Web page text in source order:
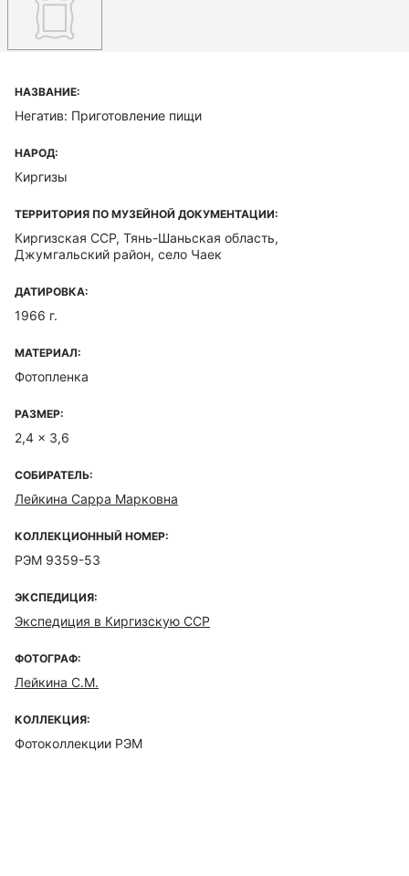
НАЗВАНИЕ:
Негатив: Приготовление пищи
НАРОД:
Киргизы
ТЕРРИТОРИЯ ПО МУЗЕЙНОЙ ДОКУМЕНТАЦИИ:
Киргизская ССР, Тянь-Шаньская область,
Джумгальский район, село Чаек
ДАТИРОВКА:
1966 г.
МАТЕРИАЛ:
Фотопленка
РАЗМЕР:
2,4 x 3,6
СОБИРАТЕЛЬ:
Лейкина Сарра Марковна
КОЛЛЕКЦИОННЫЙ НОМЕР:
РЭМ 9359-53
ЭКСПЕДИЦИЯ:
Экспедиция в Киргизскую ССР
ФОТОГРАФ:
Лейкина С.М.
КОЛЛЕКЦИЯ:
Фотоколлекции РЭМ